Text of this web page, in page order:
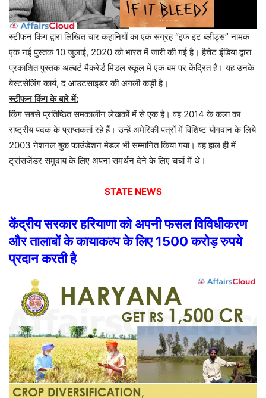
स्टीफन किंग द्वारा लिखित चार कहानियों का एक संग्रह“इफ इट ब्लीड्स”नामक
एक नई पुस्तक10जुलाई, 2020को भारत में जारी की गई है। हैचेट इंडिया द्वारा
प्रकाशित पुस्तक अल्बर्ट मैकरेर्ड मिडल स्कूल में एक बम पर केंद्रित है। यह उनके
बेस्टसेलिंग कार्य,द आउटसाइडर की अगली कड़ी है।
स्टीफन किंग के बारे में:
किंग सबसे प्रतिष्ठित समकालीन लेखकों में से एक है। वह2014के कला का
राष्ट्रीय पदक के प्राप्तकर्ता रहे हैं। उन्हें अमेरिकी पत्रों में विशिष्ट योगदान के लिये
2003नेशनल बुक फाउंडेशन मेडल भी सम्मानित किया गया। वह हाल ही में
ट्रांसजेंडर समुदाय के लिए अपना समर्थन देने के लिए चर्चा में थे।
STATE NEWS
केंद्रीयसरकारहरियाणाकोअपनीफसलविविधीकरण
औरतालाबोंकेकायाकल्पकेलिए1500करोड़रुपये
प्रदानकरतीहै